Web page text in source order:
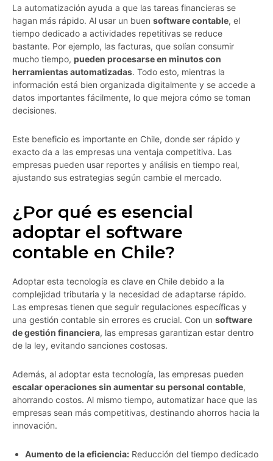
La automatización ayuda a que las tareas financieras se
hagan más rápido. Al usar un buen software contable, el
tiempo dedicado a actividades repetitivas se reduce
bastante. Por ejemplo, las facturas, que solían consumir
mucho tiempo, pueden procesarse en minutos con
herramientas automatizadas. Todo esto, mientras la
información está bien organizada digitalmente y se accede a
datos importantes fácilmente, lo que mejora cómo se toman
decisiones.
Este beneficio es importante en Chile, donde ser rápido y
exacto da a las empresas una ventaja competitiva. Las
empresas pueden usar reportes y análisis en tiempo real,
ajustando sus estrategias según cambie el mercado.
¿Por qué es esencial
adoptar el software
contable en Chile?
Adoptar esta tecnología es clave en Chile debido a la
complejidad tributaria y la necesidad de adaptarse rápido.
Las empresas tienen que seguir regulaciones específicas y
una gestión contable sin errores es crucial. Con un software
de gestión financiera, las empresas garantizan estar dentro
de la ley, evitando sanciones costosas.
Además, al adoptar esta tecnología, las empresas pueden
escalar operaciones sin aumentar su personal contable,
ahorrando costos. Al mismo tiempo, automatizar hace que las
empresas sean más competitivas, destinando ahorros hacia la
innovación.
Aumento de la eficiencia: Reducción del tiempo dedicado